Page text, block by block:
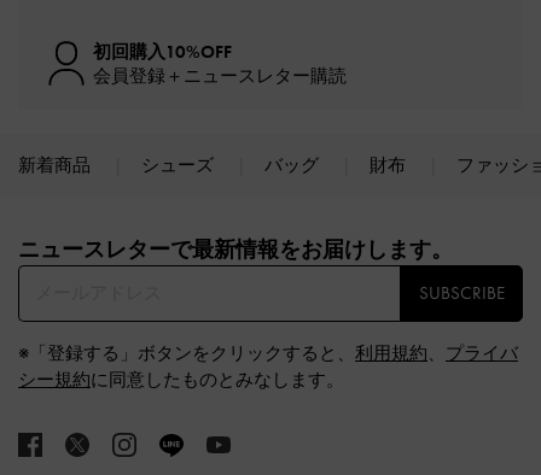
初回購入10%OFF
会員登録＋ニュースレター購読
新着商品 シューズ バッグ 財布 ファッシ
ニュースレターで最新情報をお届けします。​
SUBSCRIBE
※「登録する」ボタンをクリックすると、 利用規約、 プライバ
シー規約に同意したものとみなします。